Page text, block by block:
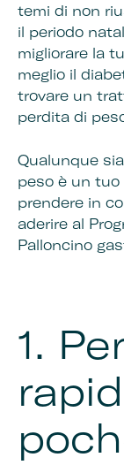
temi di non
il periodo
migliorare la
meglio il
trovare un
perdita di
Qualunque
peso è un
prendere in
aderire al
Palloncino
1.